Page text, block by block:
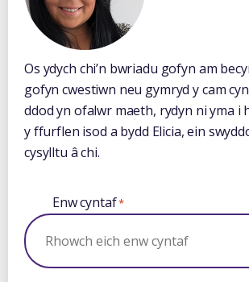
Os ydych chi’n bwriadu gofyn am
gofyn cwestiwn neu gymryd y cam
ddod yn ofalwr maeth, rydyn ni yma i
y ffurflen isod a bydd Elicia, ein
cysylltu â chi.
Enw cyntaf*